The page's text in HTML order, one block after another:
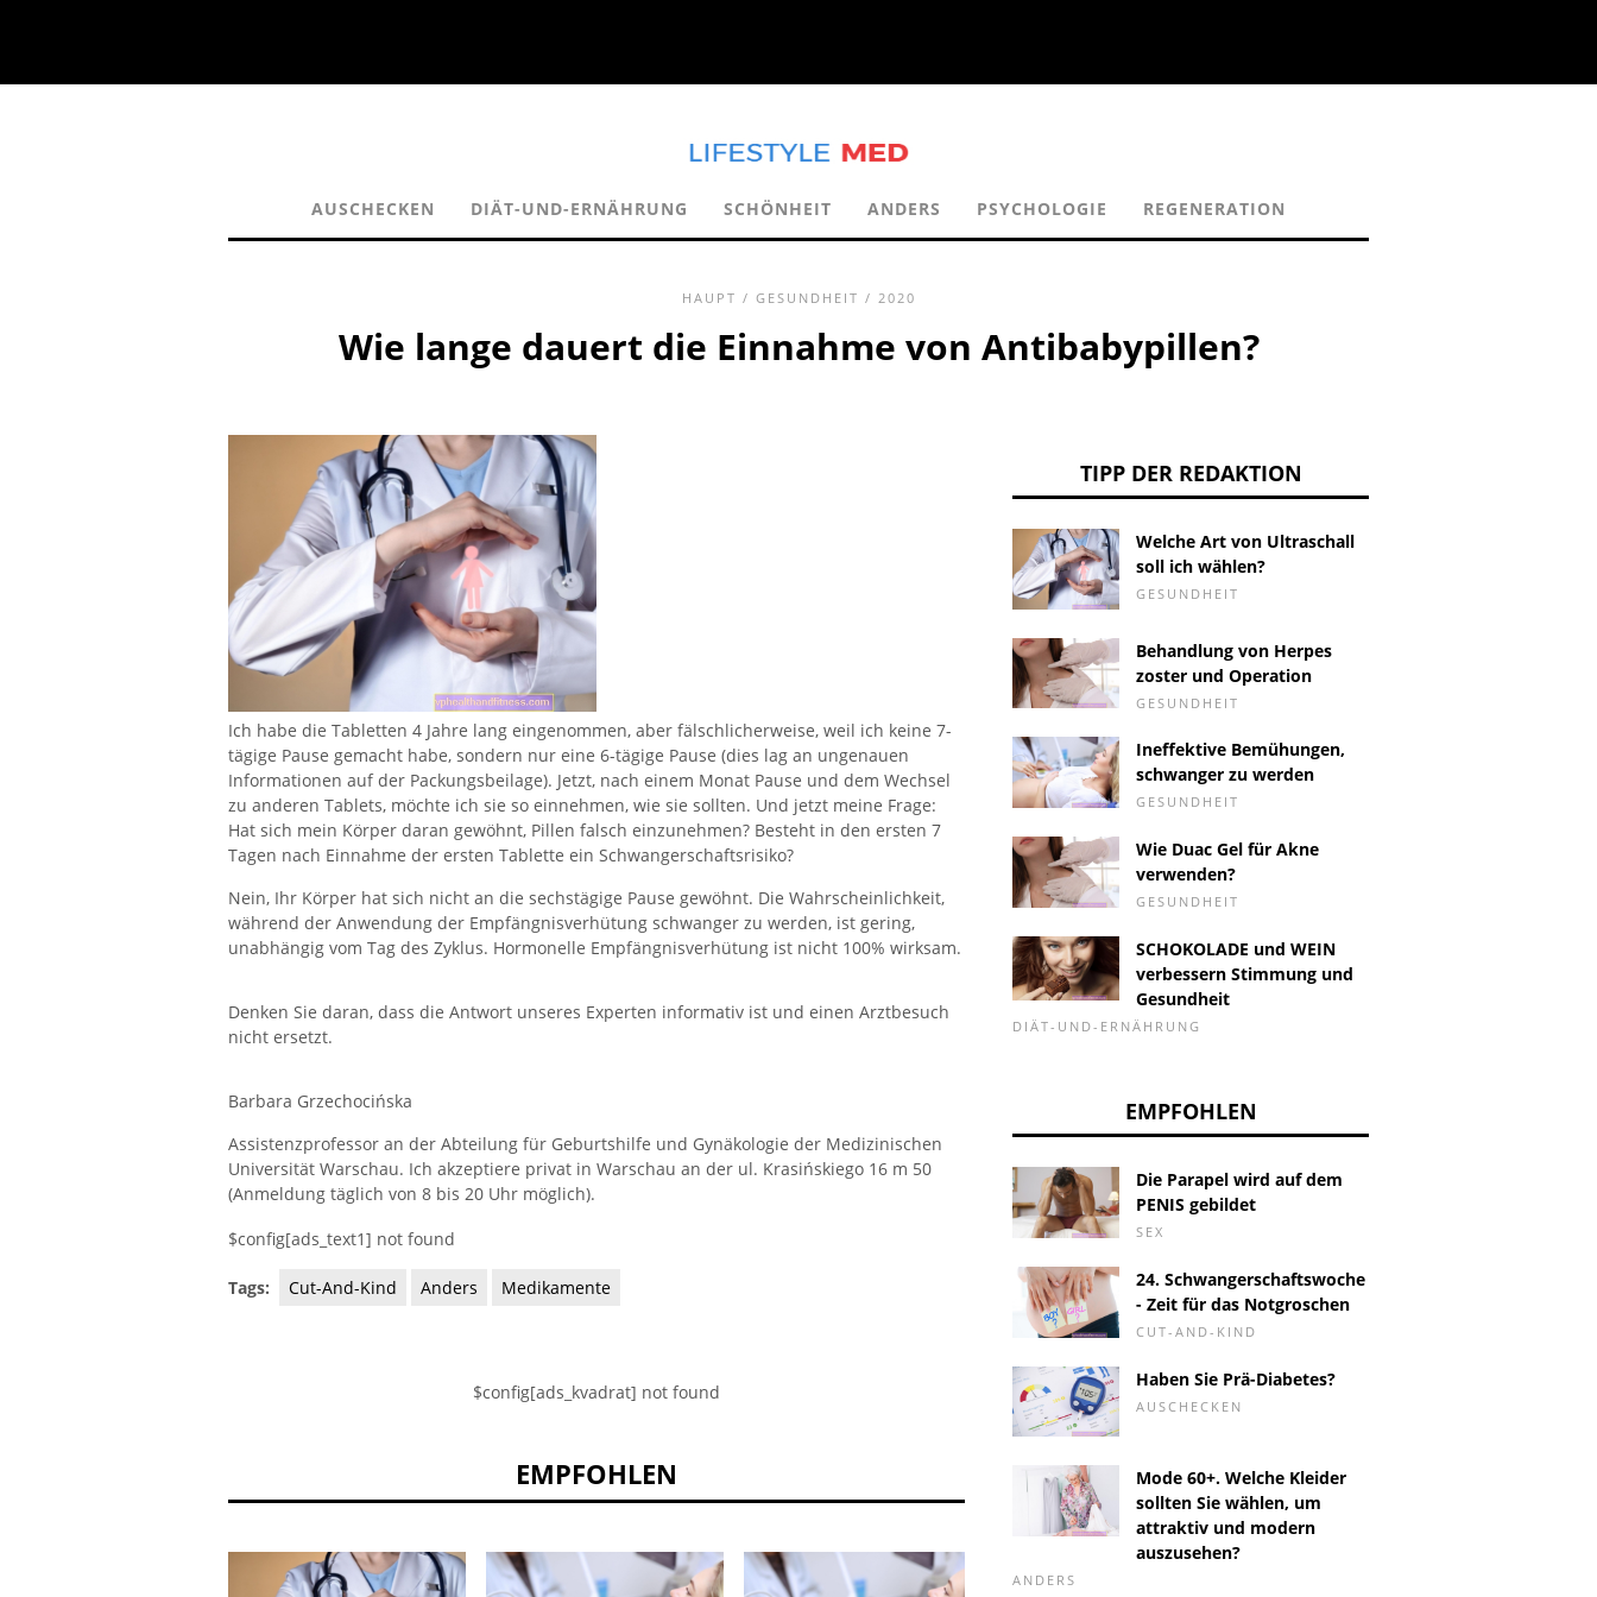
AUSCHECKEN DIÄT-UND-ERNÄHRUNG SCHÖNHEIT ANDERS PSYCHOLOGIE REGENERATION
HAUPT / GESUNDHEIT / 2020
Wie lange dauert die Einnahme von Antibabypillen?
Ich habe die Tabletten 4 Jahre lang eingenommen, aber fälschlicherweise, weil ich keine 7-
tägige Pause gemacht habe, sondern nur eine 6-tägige Pause (dies lag an ungenauen
Informationen auf der Packungsbeilage). Jetzt, nach einem Monat Pause und dem Wechsel
zu anderen Tablets, möchte ich sie so einnehmen, wie sie sollten. Und jetzt meine Frage:
Hat sich mein Körper daran gewöhnt, Pillen falsch einzunehmen? Besteht in den ersten 7
Tagen nach Einnahme der ersten Tablette ein Schwangerschaftsrisiko?
Nein, Ihr Körper hat sich nicht an die sechstägige Pause gewöhnt. Die Wahrscheinlichkeit,
während der Anwendung der Empfängnisverhütung schwanger zu werden, ist gering,
unabhängig vom Tag des Zyklus. Hormonelle Empfängnisverhütung ist nicht 100% wirksam.
Denken Sie daran, dass die Antwort unseres Experten informativ ist und einen Arztbesuch
nicht ersetzt.
Barbara Grzechocińska
Assistenzprofessor an der Abteilung für Geburtshilfe und Gynäkologie der Medizinischen
Universität Warschau. Ich akzeptiere privat in Warschau an der ul. Krasińskiego 16 m 50
(Anmeldung täglich von 8 bis 20 Uhr möglich).
$config[ads_text1] not found
Tags: Cut-And-Kind Anders Medikamente
$config[ads_kvadrat] not found
EMPFOHLEN
TIPP DER REDAKTION
Welche Art von Ultraschall
soll ich wählen?
GESUNDHEIT
Behandlung von Herpes
zoster und Operation
GESUNDHEIT
Ineffektive Bemühungen,
schwanger zu werden
GESUNDHEIT
Wie Duac Gel für Akne
verwenden?
GESUNDHEIT
SCHOKOLADE und WEIN
verbessern Stimmung und
Gesundheit
DIÄT-UND-ERNÄHRUNG
EMPFOHLEN
Die Parapel wird auf dem
PENIS gebildet
SEX
24. Schwangerschaftswoche
- Zeit für das Notgroschen
CUT-AND-KIND
Haben Sie Prä-Diabetes?
AUSCHECKEN
Mode 60+. Welche Kleider
sollten Sie wählen, um
attraktiv und modern
auszusehen?
ANDERS